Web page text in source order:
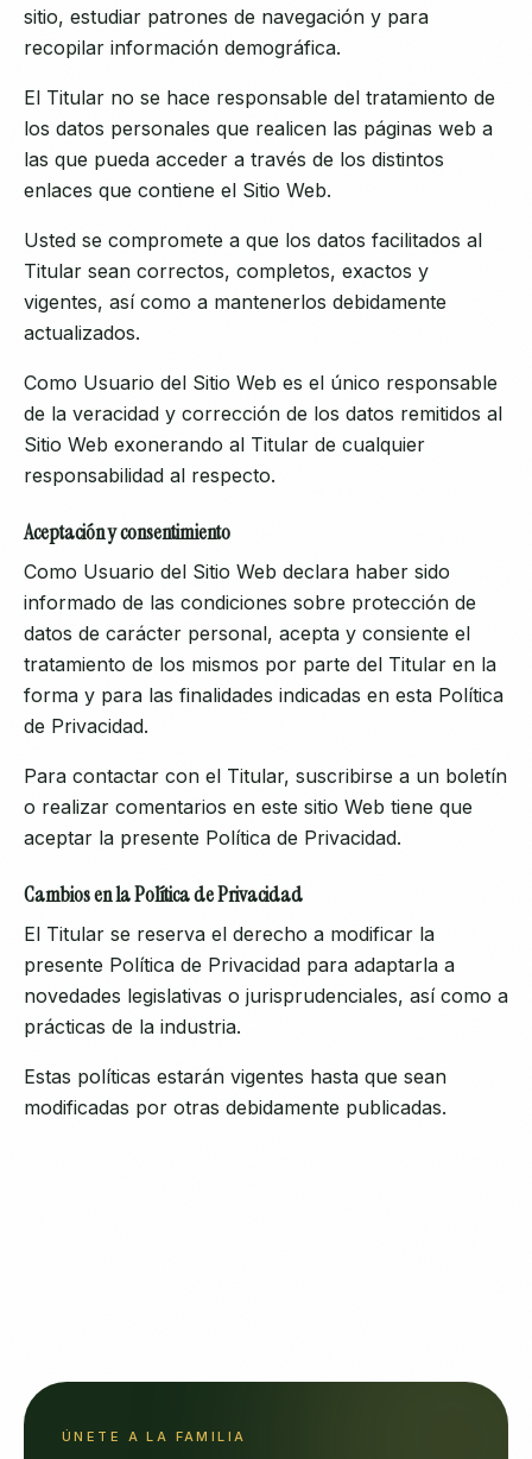
sitio, estudiar patrones de navegación y para
recopilar información demográfica.
El Titular no se hace responsable del tratamiento de
los datos personales que realicen las páginas web a
las que pueda acceder a través de los distintos
enlaces que contiene el Sitio Web.
Usted se compromete a que los datos facilitados al
Titular sean correctos, completos, exactos y
vigentes, así como a mantenerlos debidamente
actualizados.
Como Usuario del Sitio Web es el único responsable
de la veracidad y corrección de los datos remitidos al
Sitio Web exonerando al Titular de cualquier
responsabilidad al respecto.
Aceptación y consentimiento
Como Usuario del Sitio Web declara haber sido
informado de las condiciones sobre protección de
datos de carácter personal, acepta y consiente el
tratamiento de los mismos por parte del Titular en la
forma y para las finalidades indicadas en esta Política
de Privacidad.
Para contactar con el Titular, suscribirse a un boletín
o realizar comentarios en este sitio Web tiene que
aceptar la presente Política de Privacidad.
Cambios en la Política de Privacidad
El Titular se reserva el derecho a modificar la
presente Política de Privacidad para adaptarla a
novedades legislativas o jurisprudenciales, así como a
prácticas de la industria.
Estas políticas estarán vigentes hasta que sean
modificadas por otras debidamente publicadas.
ÚNETE A LA FAMILIA